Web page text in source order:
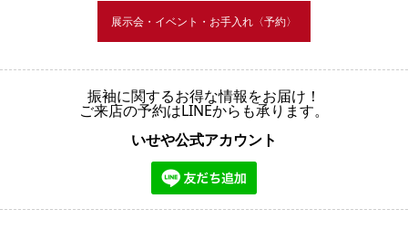
展示会・イベント・お手入れ〈予約〉
振袖に関するお得な情報をお届け！
ご来店の予約はLINEからも承ります。
いせや公式アカウント